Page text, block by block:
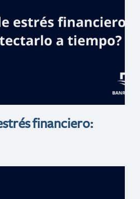
financiero:
50/30/20